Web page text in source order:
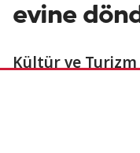
evine
Kültür ve